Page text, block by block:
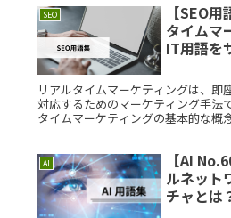
SEO
【SEO
タイムマ
IT用語を
リアルタイムマーケティングは、即
対応するためのマーケティング手法
タイムマーケティングの基本的な概
AI
【AI
ルネット
チャとは